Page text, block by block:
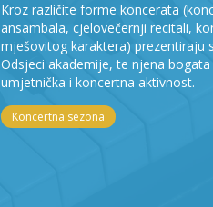
Kroz različite forme koncerata
ansambala, cjelovečernji recitali,
mješovitog karaktera) prezentiraju
Odsjeci akademije, te njena bogata
umjetnička i koncertna aktivnost.
Koncertna sezona